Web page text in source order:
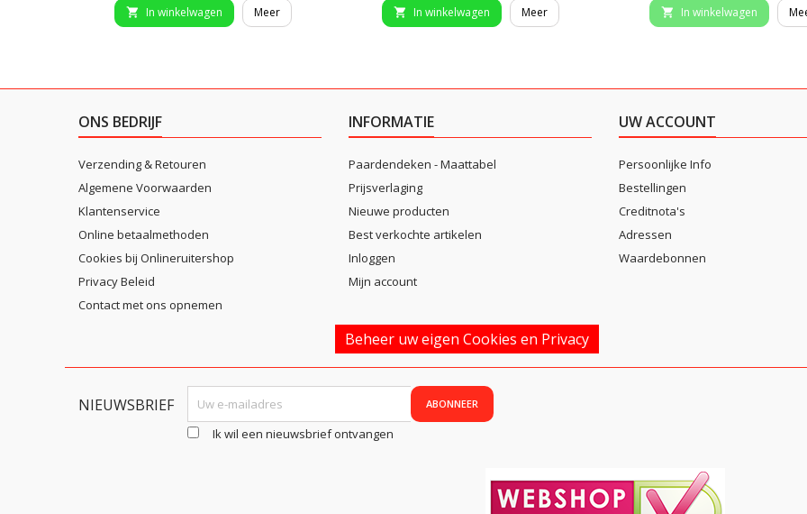
 In winkelwagen Meer  In winkelwagen Meer  In winkelwagen
ONS BEDRIJF
Verzending & Retouren
Algemene Voorwaarden
Klantenservice
Online betaalmethoden
Cookies bij Onlineruitershop
Privacy Beleid
Contact met ons opnemen
INFORMATIE
Paardendeken - Maattabel
Prijsverlaging
Nieuwe producten
Best verkochte artikelen
Inloggen
Mijn account
UW ACCOUNT
Persoonlijke Info
Bestellingen
Creditnota's
Adressen
Waardebonnen
Beheer uw eigen Cookies en Privacy
NIEUWSBRIEF
Ik wil een nieuwsbrief ontvangen